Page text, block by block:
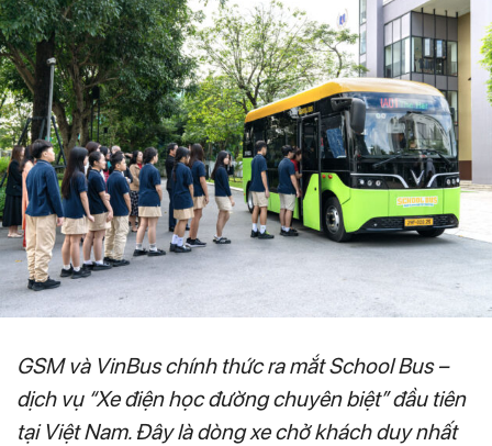
GSM và VinBus chính thức ra mắt School Bus –
dịch vụ “Xe điện học đường chuyên biệt” đầu tiên
tại Việt Nam. Đây là dòng xe chở khách duy nhất